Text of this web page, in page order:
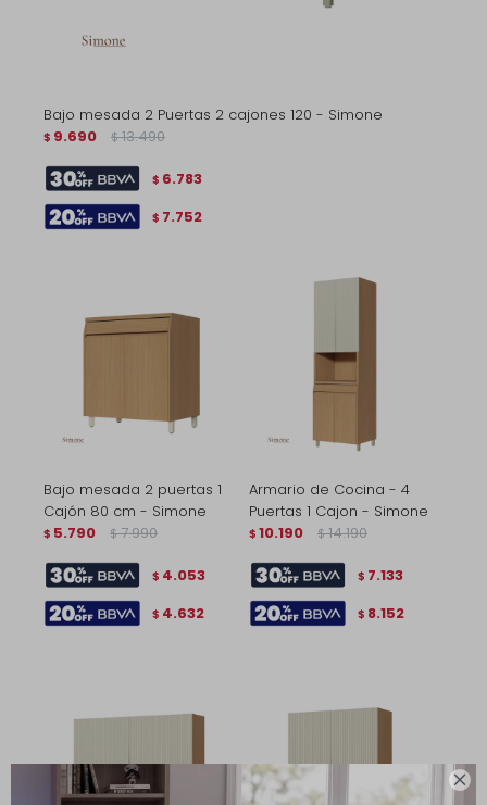

Bajo mesada 2 Puertas 2 cajones 120 - Simone
$ 9.690 $ 13.490
$ 6.783
$ 7.752
Bajo mesada 2 puertas 1
Cajón 80 cm - Simone
$ 5.790 $ 7.990
$ 4.053
$ 4.632
Armario de Cocina - 4
Puertas 1 Cajon - Simone
$ 10.190 $ 14.190
$ 7.133
$ 8.152